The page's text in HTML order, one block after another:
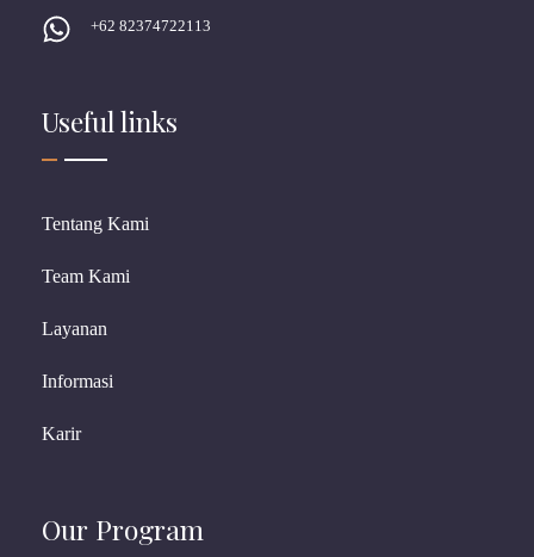
+62 82374722113
Useful links
Tentang Kami
Team Kami
Layanan
Informasi
Karir
Our Program